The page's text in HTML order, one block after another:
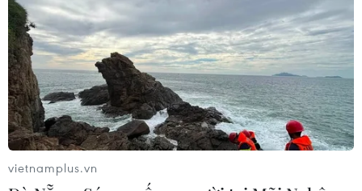
vietnamplus.vn